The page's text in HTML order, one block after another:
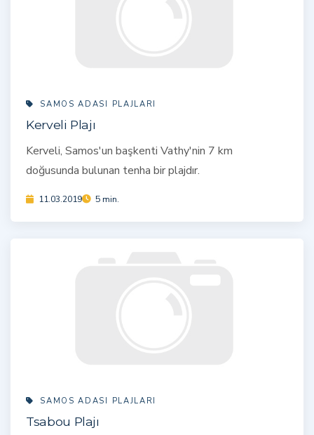
SAMOS ADASI PLAJLARI
Kerveli Plajı
Kerveli, Samos'un başkenti Vathy'nin 7 km
doğusunda bulunan tenha bir plajdır.
11.03.2019 5 min.
SAMOS ADASI PLAJLARI
Tsabou Plajı